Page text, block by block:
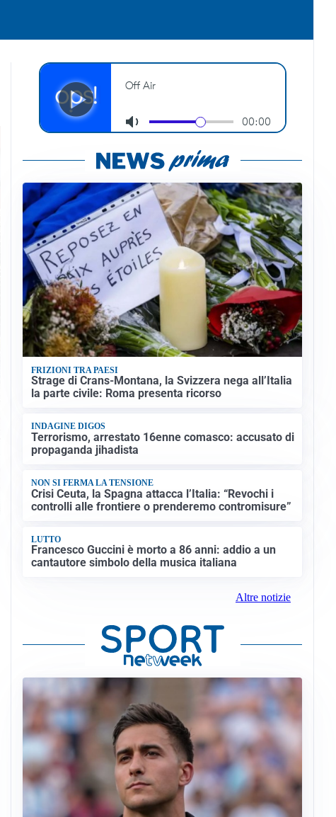
FRIZIONI TRA PAESI
Strage di Crans-Montana, la Svizzera nega all’Italia
la parte civile: Roma presenta ricorso
INDAGINE DIGOS
Terrorismo, arrestato 16enne comasco: accusato di
propaganda jihadista
NON SI FERMA LA TENSIONE
Crisi Ceuta, la Spagna attacca l’Italia: “Revochi i
controlli alle frontiere o prenderemo contromisure”
LUTTO
Francesco Guccini è morto a 86 anni: addio a un
cantautore simbolo della musica italiana
Altre notizie